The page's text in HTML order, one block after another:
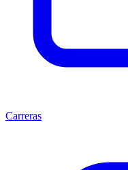
Carreras